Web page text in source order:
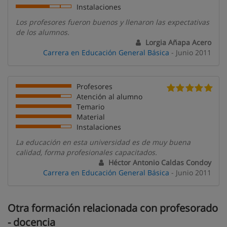
Instalaciones
Los profesores fueron buenos y llenaron las expectativas
de los alumnos.
Lorgia Añapa Acero
Carrera en Educación General Básica - Junio 2011
Profesores
Atención al alumno
Temario
Material
Instalaciones
La educación en esta universidad es de muy buena
calidad, forma profesionales capacitados.
Héctor Antonio Caldas Condoy
Carrera en Educación General Básica - Junio 2011
Otra formación relacionada con profesorado
- docencia